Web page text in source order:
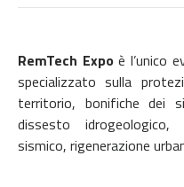
RemTech Expoè l’unico
specializzato sulla
territorio, bonifiche dei
dissesto idrogeologico,
sismico, rigenerazione